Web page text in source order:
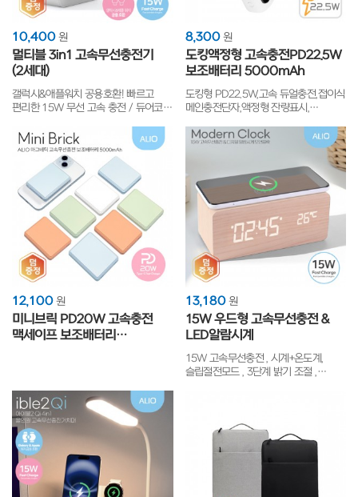
10,400 원
멀티블 3in1 고속무선충전기
(2세대)
갤럭시&애플워치 공용호환! 빠르고
편리한 15W 무선 고속 충전 / 듀어코일
가능
8,300 원
도킹액정형 고속충전PD22.5W
보조배터리 5000mAh
도킹형 PD22.5W,고속 듀얼충전,접이식
메인충전단자,액정형 잔량표시,
12,100 원
미니브릭 PD20W 고속충전
맥세이프 보조배터리
13,180 원
15W 우드형 고속무선충전 &
LED알람시계
15W 고속무선충전 , 시계+온도계,
슬립절전모드 , 3단계 밝기 조절 ,